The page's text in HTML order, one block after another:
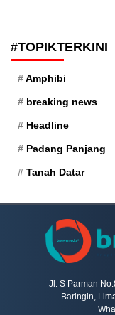
#TOPIKTERKINI
Amphibi
breaking news
Headline
Padang Panjang
Tanah Datar
Jl. S Parman
Baringin,